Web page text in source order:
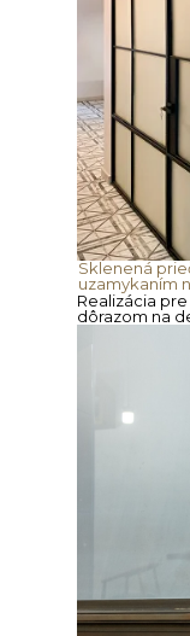
Realizácia
dôrazom na
Sklenená
uzamykaním